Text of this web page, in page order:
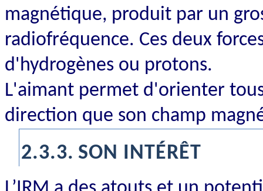
magnétique, produit par un
radiofréquence. Ces deux
d'hydrogènes ou protons.
L'aimant permet d'orienter
direction que son champ
2.3.3. SON INTÉRÊT